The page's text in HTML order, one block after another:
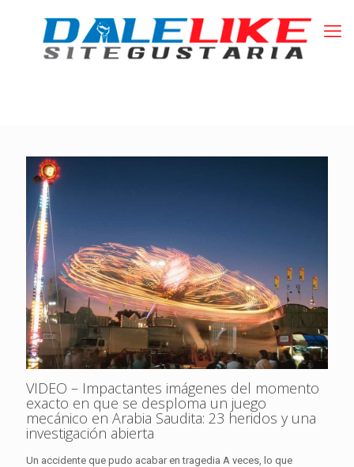
VIDEO – Impactantes imágenes del momento
exacto en que se desploma un juego
mecánico en Arabia Saudita: 23 heridos y una
investigación abierta
Un accidente que pudo acabar en tragedia A veces, lo que